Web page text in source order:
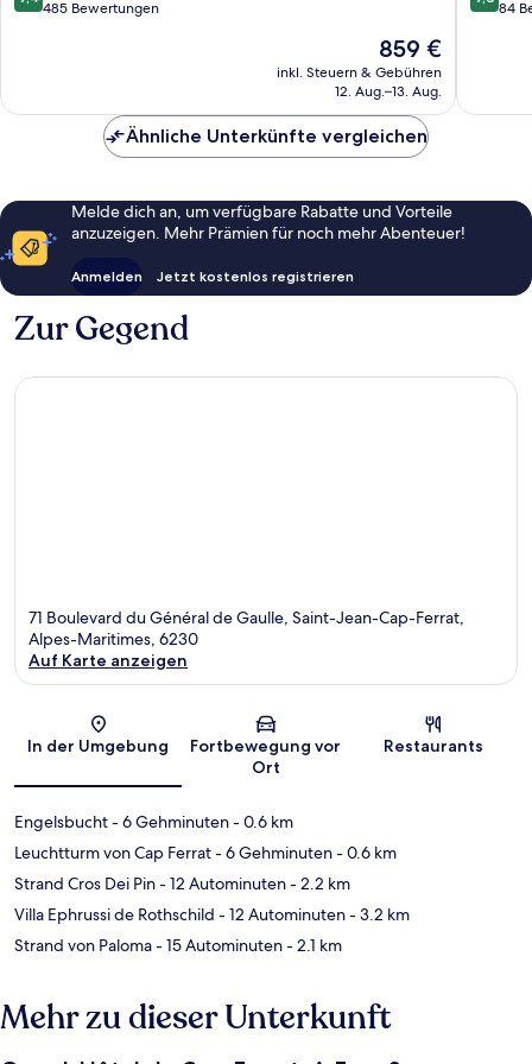
Èze
von485 Bewertungen
Der
Preis
beträgt
859 €
inkl. Steuern & Gebühren
12. Aug.–13. Aug.
Martin
von84
Ähnliche Unterkünfte vergleichen
Melde dich an, um verfügbare Rabatte und Vorteile
anzuzeigen. Mehr Prämien für noch mehr Abenteuer!
Anmelden Jetzt kostenlos registrieren
Zur Gegend
71 Boulevard du Général de Gaulle, Saint-Jean-Cap-Ferrat,
Alpes-Maritimes, 6230
Auf Karte anzeigen
In der Umgebung
Fortbewegung vor
Ort
Restaurants
Engelsbucht- 6 Gehminuten- 0.6 km
Leuchtturm von Cap Ferrat- 6 Gehminuten- 0.6 km
Strand Cros Dei Pin- 12 Autominuten- 2.2 km
Villa Ephrussi de Rothschild - 12 Autominuten- 3.2 km
Strand von Paloma- 15 Autominuten- 2.1 km
Mehr zu dieser Unterkunft